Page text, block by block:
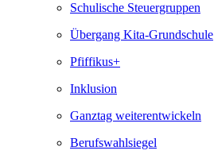
Schulische Steuergruppen
Übergang Kita-Grundschule
Pfiffikus+
Inklusion
Ganztag weiterentwickeln
Berufswahlsiegel